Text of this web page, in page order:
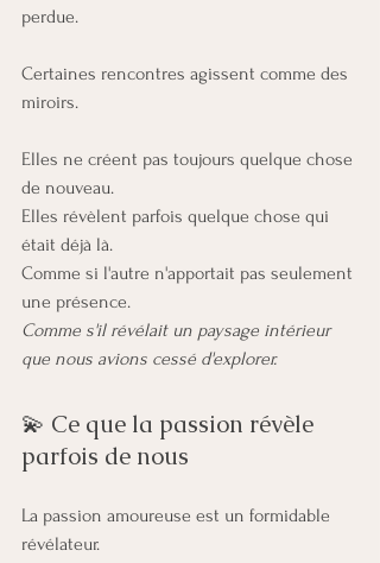
perdue.
Certaines rencontres agissent comme des
miroirs.
Elles ne créent pas toujours quelque chose
de nouveau.
Elles révèlent parfois quelque chose qui
était déjà là.
Comme si l'autre n'apportait pas seulement
une présence.
Comme s'il révélait un paysage intérieur
que nous avions cessé d'explorer.
💫 Ce que la passion révèle
parfois de nous
La passion amoureuse est un formidable
révélateur.